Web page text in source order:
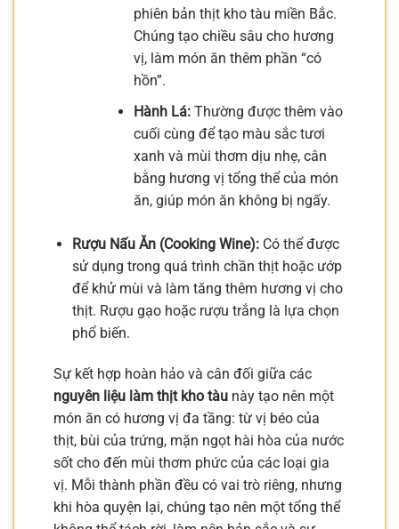
phiên bản thịt kho tàu miền Bắc.
Chúng tạo chiều sâu cho hương
vị, làm món ăn thêm phần “có
hồn”.
Hành Lá:Thường được thêm vào
cuối cùng để tạo màu sắc tươi
xanh và mùi thơm dịu nhẹ, cân
bằng hương vị tổng thể của món
ăn, giúp món ăn không bị ngấy.
Rượu Nấu Ăn (Cooking Wine):Có thể được
sử dụng trong quá trình chần thịt hoặc ướp
để khử mùi và làm tăng thêm hương vị cho
thịt. Rượu gạo hoặc rượu trắng là lựa chọn
phổ biến.
Sự kết hợp hoàn hảo và cân đối giữa các
nguyên liệu làm thịt kho tàu này tạo nên một
món ăn có hương vị đa tầng: từ vị béo của
thịt, bùi của trứng, mặn ngọt hài hòa của nước
sốt cho đến mùi thơm phức của các loại gia
vị. Mỗi thành phần đều có vai trò riêng, nhưng
khi hòa quyện lại, chúng tạo nên một tổng thể